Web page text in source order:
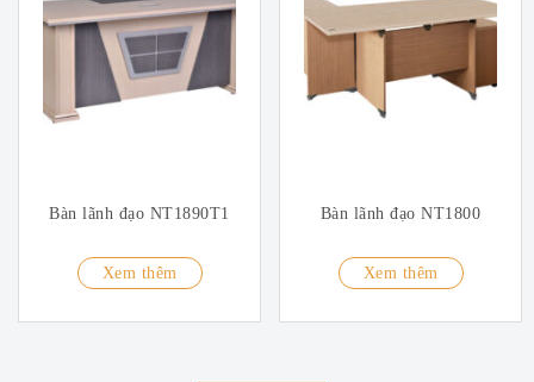
Bàn lãnh đạo NT1890T1
Xem thêm
Bàn lãnh đạo NT1800
Xem thêm